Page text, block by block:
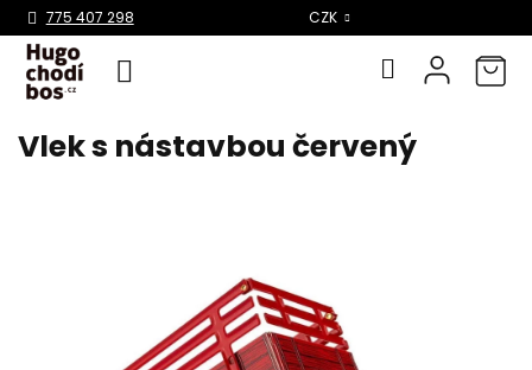
Přejít
775 407 298 CZK
Vlek s nástavbou červený